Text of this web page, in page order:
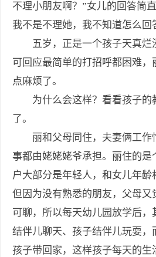
不理小朋友啊？”女儿的回答简
我不是不理她，我不知道怎么回
五岁，正是一个孩子天真烂
可回应最简单的打招呼都困难，
点麻烦了。
为什么会这样？看看孩子的
了。
丽和父母同住，夫妻俩工作
事都由姥姥姥爷承担。丽住的是
户大部分是年轻人，和女儿年龄
但因为没有熟悉的朋友，父母又
可聊，所以每天幼儿园放学后
结伴儿聊天、孩子结伴儿玩耍，
孩子带回家，这样孩子每天的生